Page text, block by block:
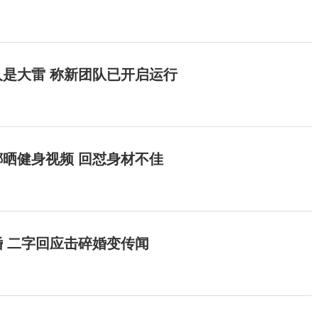
大雷 称新团队已开启运行
健身视频 回怼身材不佳
字回应击碎婚变传闻